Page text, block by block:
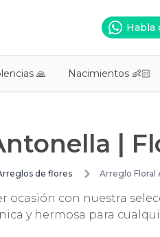
Habla
🙏 Nacimientos 👶🏻
|
de flores Arreglo Floral
con nuestra
y hermosa para